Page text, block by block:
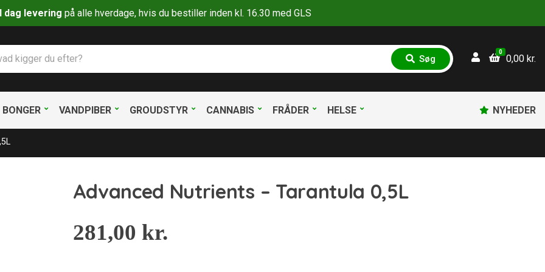
dag levering på alle hverdage, hvis du bestiller inden kl. 16.30 med GLS
S
ø
Søg
0
0,00 kr.
BONGER VANDPIBER GROUDSTYR CANNABIS FRÅDER HELSE NYHEDER
Advanced Nutrients – Tarantula 0,5L
281,00 kr.